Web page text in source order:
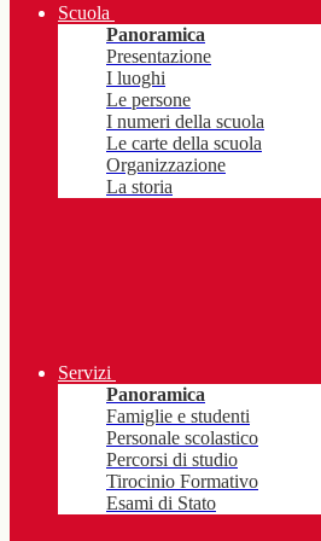
Scuola
Panoramica
Presentazione
I luoghi
Le persone
I numeri della scuola
Le carte della scuola
Organizzazione
La storia
Servizi
Panoramica
Famiglie e studenti
Personale scolastico
Percorsi di studio
Tirocinio Formativo
Esami di Stato